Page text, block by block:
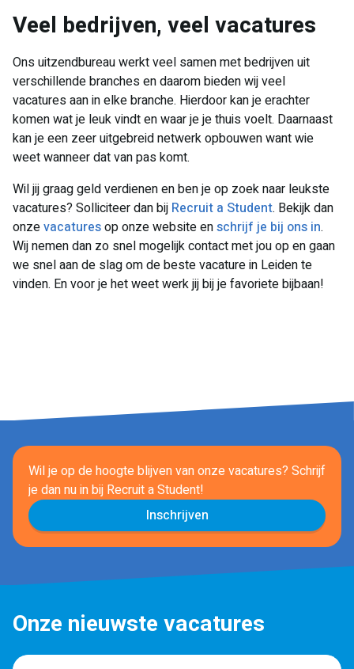
Veel bedrijven, veel vacatures
Ons uitzendbureau werkt veel samen met bedrijven uit
verschillende branches en daarom bieden wij veel
vacatures aan in elke branche. Hierdoor kan je erachter
komen wat je leuk vindt en waar je je thuis voelt. Daarnaast
kan je een zeer uitgebreid netwerk opbouwen want wie
weet wanneer dat van pas komt.
Wil jij graag geld verdienen en ben je op zoek naar leukste
vacatures? Solliciteer dan bij Recruit a Student. Bekijk dan
onzevacaturesop onze website enschrijf je bij ons in.
Wij nemen dan zo snel mogelijk contact met jou op en gaan
we snel aan de slag om de beste vacature in Leiden te
vinden. En voor je het weet werk jij bij je favoriete bijbaan!
Wil je op de hoogte blijven van onze vacatures? Schrijf
je dan nu inbij Recruit a Student!
Inschrijven
Onze nieuwste vacatures